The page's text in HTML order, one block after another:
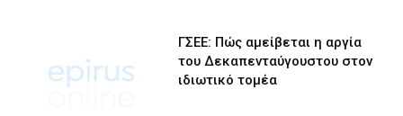
ΓΣΕΕ: Πώς αμείβεται η αργία
του Δεκαπενταύγουστου στον
ιδιωτικό τομέα